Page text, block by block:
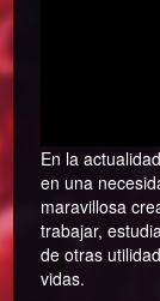
En la
en una
maravillosa
trabajar,
de otras
vidas.